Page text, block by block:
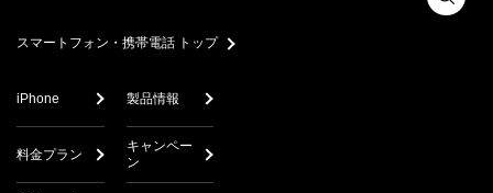
スマートフォン・携帯電話 トップ
iPhone 製品情報
料金プラン
キャンペー
ン